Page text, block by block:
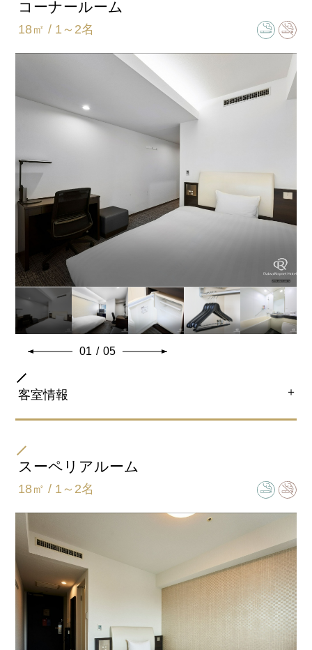
バスタイプ
ユニットバスルーム
特徴
マッサージチェアで寛ぎの時間をお過ごしください。
※ベビーベッド設置不可
共通客室設備・アメニティ
コーナールーム
18㎡ / 1～2名
01 / 05
客室情報 ＋
ダブル
154㎝×203㎝
バスタイプ
ユニットバスルーム
スーペリアルーム
18㎡ / 1～2名